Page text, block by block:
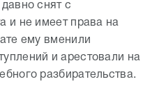
снят с
и не имеет права на
ему вменили
и арестовали на
разбирательства.